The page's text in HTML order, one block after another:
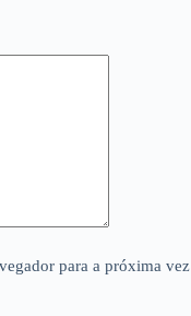
para a próxima vez